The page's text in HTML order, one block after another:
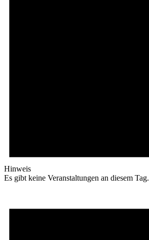
Hinweis
Es gibt keine Veranstaltungen an diesem Tag.